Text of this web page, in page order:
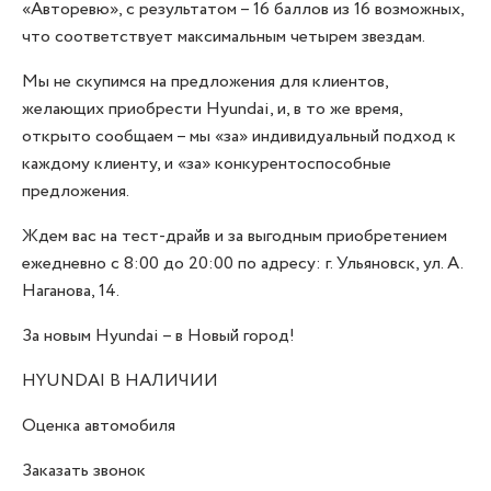
«Авторевю», с результатом – 16 баллов из 16 возможных,
что соответствует максимальным четырем звездам.
Мы не скупимся на предложения для клиентов,
желающих приобрести Hyundai, и, в то же время,
открыто сообщаем – мы «за» индивидуальный подход к
каждому клиенту, и «за» конкурентоспособные
предложения.
Ждем вас на тест-драйв и за выгодным приобретением
ежедневно с 8:00 до 20:00 по адресу: г. Ульяновск, ул. А.
Наганова, 14.
За новым Hyundai – в Новый город!
HYUNDAI В НАЛИЧИИ
Оценка автомобиля
Заказать звонок